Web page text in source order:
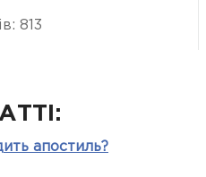
813
апостиль?